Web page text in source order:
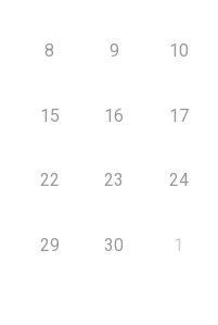
8 9 10
15 16 17
22 23 24
29 30 1